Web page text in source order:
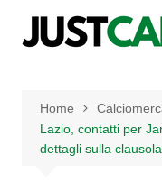
Home
Lazio, contatti per
dettagli sulla